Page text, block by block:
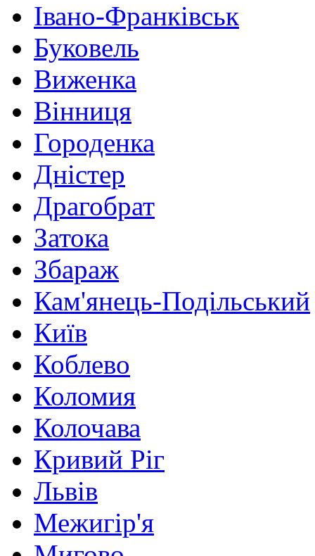
Івано-Франківськ
Буковель
Виженка
Вінниця
Городенка
Дністер
Драгобрат
Затока
Збараж
Кам'янець-Подільський
Київ
Коблево
Коломия
Колочава
Кривий Ріг
Львів
Межигір'я